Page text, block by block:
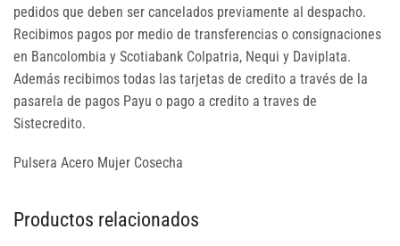
pedidos que deben ser cancelados previamente al despacho.
Recibimos pagos por medio de transferencias o consignaciones
en Bancolombia y Scotiabank Colpatria, Nequi y Daviplata.
Además recibimos todas las tarjetas de credito a través de la
pasarela de pagos Payu o pago a credito a traves de
Sistecredito.
Pulsera Acero Mujer Cosecha
Productos relacionados